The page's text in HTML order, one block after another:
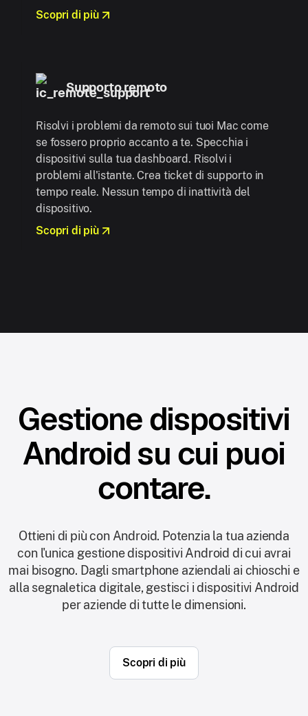
Scopri di più
Supporto remoto
Risolvi i problemi da remoto sui tuoi Mac come
se fossero proprio accanto a te. Specchia i
dispositivi sulla tua dashboard. Risolvi i
problemi all'istante. Crea ticket di supporto in
tempo reale. Nessun tempo di inattività del
dispositivo.
Scopri di più
Gestione dispositivi
Android su cui puoi
contare.
Ottieni di più con Android. Potenzia la tua azienda
con l'unica gestione dispositivi Android di cui avrai
mai bisogno. Dagli smartphone aziendali ai chioschi e
alla segnaletica digitale, gestisci i dispositivi Android
per aziende di tutte le dimensioni.
Scopri di più